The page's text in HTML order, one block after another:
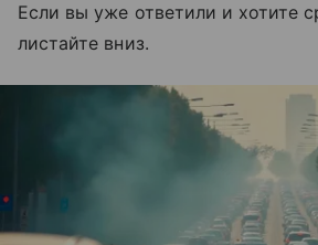
Если вы уже ответили и хотите
листайте вниз.